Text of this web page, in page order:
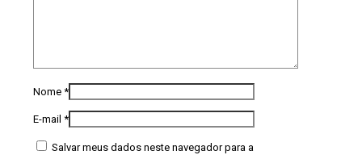
Nome *
E-mail *
Salvar meus dados neste navegador para a